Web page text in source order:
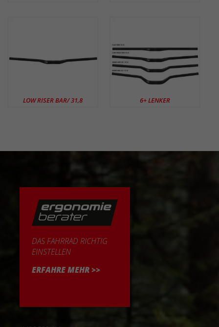
LOW RISER BAR/ 31,8 6+ LENKER
DAS FAHRRAD RICHTIG
EINSTELLEN
ERFAHRE MEHR >>